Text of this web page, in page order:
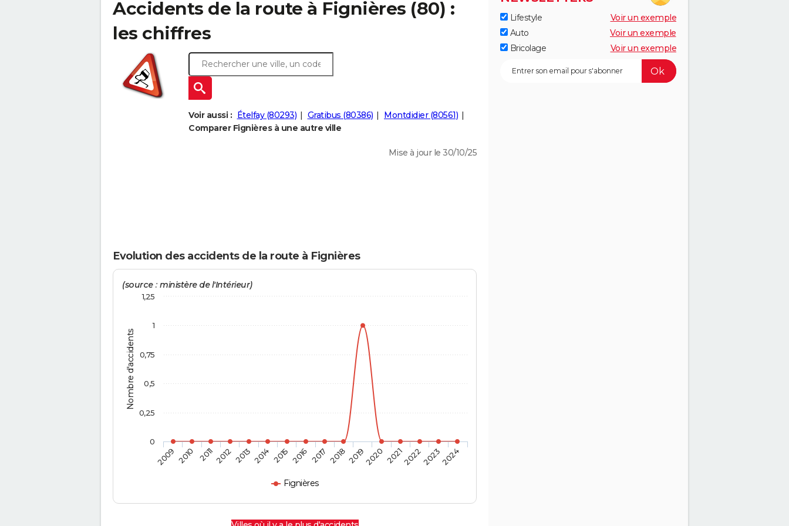
Accidents de la route à Fignières (80) :
les chiffres
Voir aussi : Ételfay (80293) Gratibus (80386)
Montdidier (80561)
Comparer Fignières à une autre ville
Mise à jour le 30/10/25
Evolution des accidents de la route à Fignières
Nombre d'accidents
(source : ministère de l'Intérieur)
Fignières
2009 2010 20112012 2013 2014 2015 2016 2017 201820192020 2021202220232024
0
0,25
0,5
0,75
1
1,25
Lifestyle
Voir un exemple
Auto
Voir un exemple
Bricolage
Voir un exemple